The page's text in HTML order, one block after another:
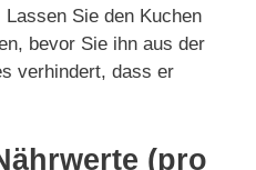
Lassen Sie den Kuchen
bevor Sie ihn aus der
verhindert, dass er
(pro